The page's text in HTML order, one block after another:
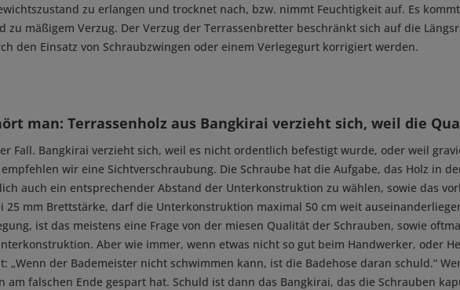
zu erlangen und trocknet nach, bzw. nimmt Feuchtigkeit auf. Es
zu mäßigem Verzug. Der Verzug der Terrassenbretter beschränkt sich auf die
den Einsatz von Schraubzwingen oder einem Verlegegurt korrigiert werden.
man: Terrassenholz aus Bangkirai verzieht sich, weil die
Fall. Bangkirai verzieht sich, weil es nicht ordentlich befestigt wurde, oder weil
wir eine Sichtverschraubung. Die Schraube hat die Aufgabe, das Holz in
auch ein entsprechender Abstand der Unterkonstruktion zu wählen, sowie das
25 mm Brettstärke, darf die Unterkonstruktion maximal 50 cm weit
ist das meistens eine Frage von der miesen Qualität der Schrauben, sowie
Aber wie immer, wenn etwas nicht so gut beim Handwerker, oder
„Wenn der Bademeister nicht schwimmen kann, ist die Badehose daran schuld.“
am falschen Ende gespart hat. Schuld ist dann das Bangkirai, das die Schrauben